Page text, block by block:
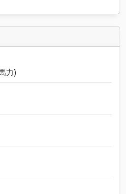
力)